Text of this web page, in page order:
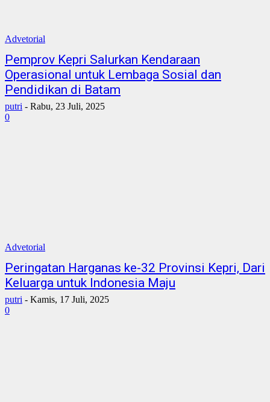
Advetorial
Pemprov Kepri Salurkan Kendaraan
Operasional untuk Lembaga Sosial dan
Pendidikan di Batam
putri - Rabu, 23 Juli, 2025
0
Advetorial
Peringatan Harganas ke-32 Provinsi Kepri, Dari
Keluarga untuk Indonesia Maju
putri - Kamis, 17 Juli, 2025
0